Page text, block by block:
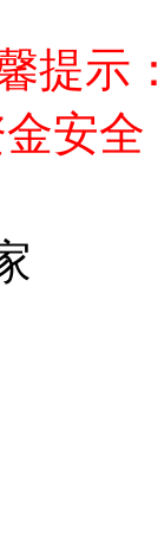
提示
安